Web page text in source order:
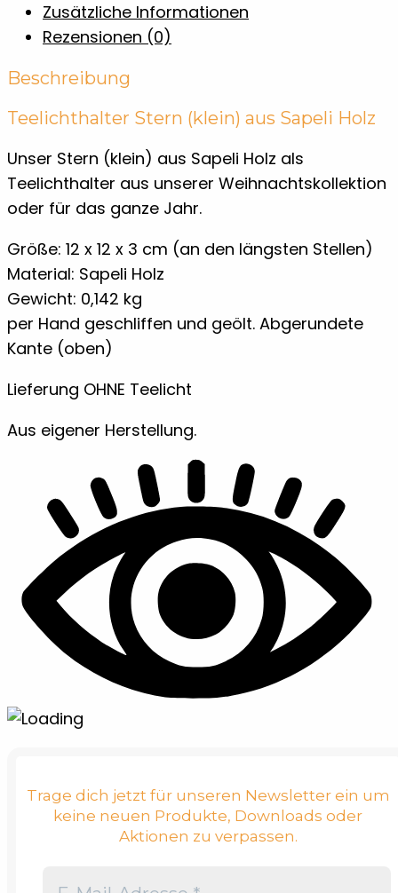
Zusätzliche Informationen
Rezensionen (0)
Beschreibung
Teelichthalter Stern (klein) aus Sapeli Holz
Unser Stern (klein) aus Sapeli Holz als
Teelichthalter aus unserer Weihnachtskollektion
oder für das ganze Jahr.
Größe: 12 x 12 x 3 cm (an den längsten Stellen)
Material: Sapeli Holz
Gewicht: 0,142 kg
per Hand geschliffen und geölt. Abgerundete
Kante (oben)
Lieferung OHNE Teelicht
Aus eigener Herstellung.
Trage dich jetzt für unseren Newsletter ein um
keine neuen Produkte, Downloads oder
Aktionen zu verpassen.